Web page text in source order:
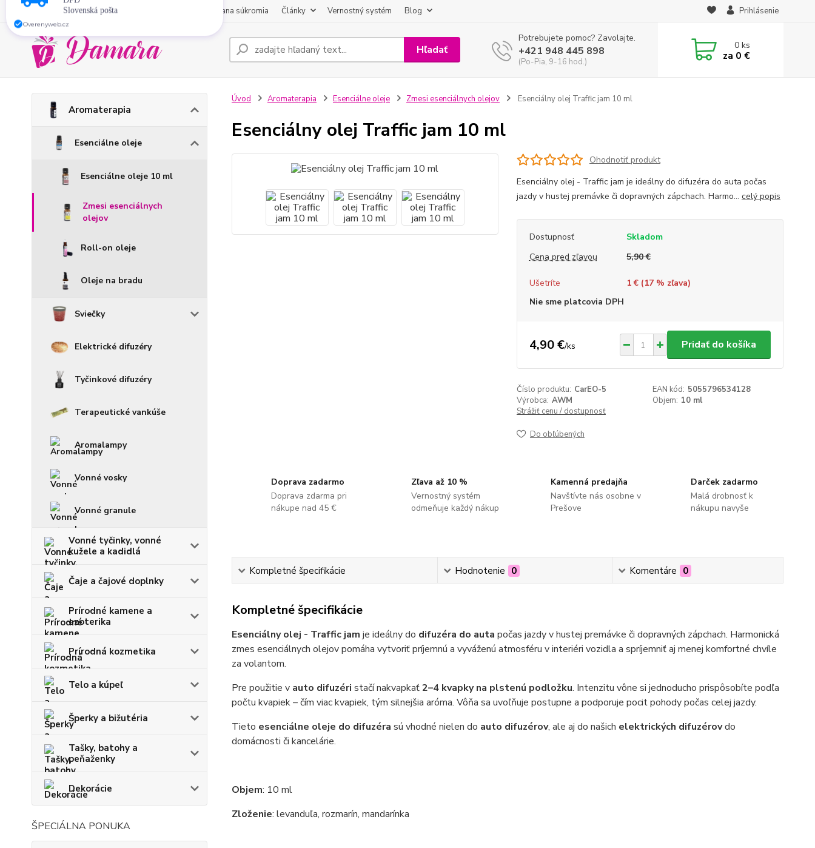
O nás Obchodné podmienky Ochrana súkromia Články Vernostný systém Blog Prihlásenie
Hľadať
Potrebujete pomoc? Zavolajte.
+421 948 445 898
(Po-Pia, 9-16 hod.)
0ks
za 0 €
Aromaterapia
Esenciálne oleje
Esenciálne oleje 10 ml
Zmesi esenciálnych
olejov
Roll-on oleje
Oleje na bradu
Sviečky
Elektrické difuzéry
Tyčinkové difuzéry
Terapeutické vankúše
Aromalampy
Vonné vosky
Vonné granule
Vonné tyčinky, vonné
kužele a kadidlá
Čaje a čajové doplnky
Prírodné kamene a
ezoterika
Prírodná kozmetika
Telo a kúpeľ
Šperky a bižutéria
Tašky, batohy a
peňaženky
Dekorácie
ŠPECIÁLNA PONUKA
Úvod Aromaterapia Esenciálne oleje Zmesi esenciálnych olejov Esenciálny olej Traffic jam 10 ml
Esenciálny olej Traffic jam 10 ml
Ohodnotiť produkt
Esenciálny olej - Traffic jam je ideálny do difuzéra do auta počas
jazdy v hustej premávke či dopravných zápchach. Harmo... celý popis
Dostupnosť
Skladom
Cena pred zľavou
5,90 €
Ušetríte 1 € (17% zľava)
Nie sme platcovia DPH
4,90 €/ks Pridať do košíka
Číslo produktu: CarEO-5 EAN kód: 5055796534128
Výrobca: AWM Objem: 10 ml
Strážiť cenu / dostupnosť
Do obľúbených
Doprava zadarmo
Doprava zdarma pri
nákupe nad 45 €
Zľava až 10 %
Vernostný systém
odmeňuje každý nákup
Kamenná predajňa
Navštívte nás osobne v
Prešove
Darček zadarmo
Malá drobnosť k
nákupu navyše
Kompletné špecifikácie Hodnotenie 0 Komentáre 0
Kompletné špecifikácie
Esenciálny olej - Traffic jam je ideálny do difuzéra do auta počas jazdy v hustej premávke či dopravných zápchach. Harmonická
zmes esenciálnych olejov pomáha vytvoriť príjemnú a vyváženú atmosféru v interiéri vozidla a spríjemniť aj menej komfortné chvíle
za volantom.
Pre použitie v auto difuzéri stačí nakvapkať2–4 kvapky na plstenú podložku. Intenzitu vône si jednoducho prispôsobíte podľa
počtu kvapiek – čím viac kvapiek, tým silnejšia aróma. Vôňa sa uvoľňuje postupne a podporuje pocit pohody počas celej jazdy.
Tieto esenciálne oleje do difuzéra sú vhodné nielen do auto difuzérov, ale aj do našich elektrických difuzérovdo
domácnosti či kancelárie.
Objem: 10 ml
Zloženie: levanduľa, rozmarín, mandarínka
Packeta
DPD
Slovenská pošta
Overenyweb.cz